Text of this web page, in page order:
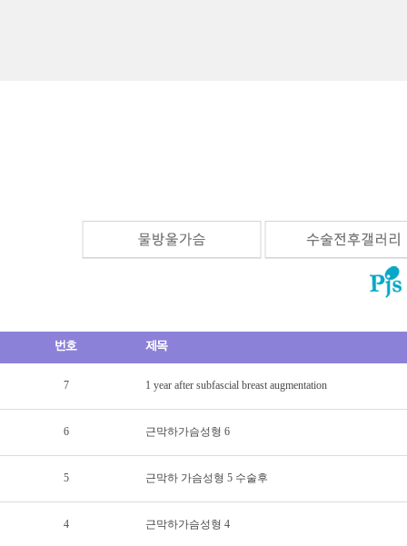
7 1 year after subfascial breast augmentation
6 근막하가슴성형 6
5 근막하 가슴성형 5 수술후
4 근막하가슴성형 4